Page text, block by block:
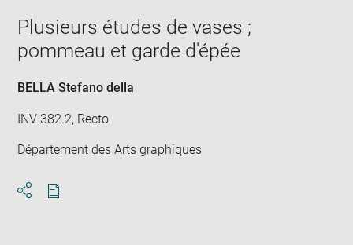
window
Plusieurs études de vases ;
pommeau et garde d'épée
BELLA Stefano della
INV 382.2, Recto
Département des Arts graphiques